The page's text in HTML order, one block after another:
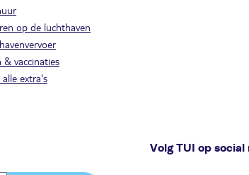
op de luchthaven
& vaccinaties
alle extra's
Volg TUI op social